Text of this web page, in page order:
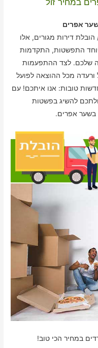
אפרים
דירות מגורים, אלו
התפשטות, התקדמות
שלכם. לצד ההתפעמות
ורעדה מכל ההוצאה לפועל
טובות: אנו איתכם! עם
להשיג בפשטות
בשער אפרים.
במחיר הכי טוב!